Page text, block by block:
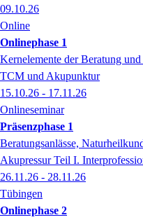
09.10.26
Online
Onlinephase 1
Kernelemente der Beratung
TCM und Akupunktur
15.10.26 - 17.11.26
Onlineseminar
Präsenzphase 1
Beratungsanlässe,
Akupressur Teil I.
26.11.26 - 28.11.26
Tübingen
Onlinephase 2